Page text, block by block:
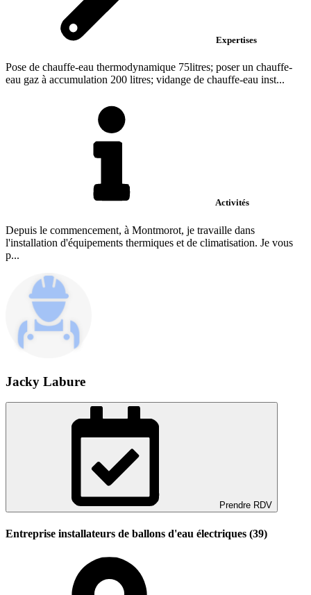
Expertises
Pose de chauffe-eau thermodynamique 75litres; poser un chauffe-
eau gaz à accumulation 200 litres; vidange de chauffe-eau inst...
Activités
Depuis le commencement, à Montmorot, je travaille dans
l'installation d'équipements thermiques et de climatisation. Je vous
p...
Jacky Labure
Prendre RDV
Entreprise installateurs de ballons d'eau électriques (39)